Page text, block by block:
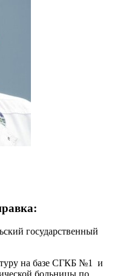
государственный
на базе СГКБ №1 и